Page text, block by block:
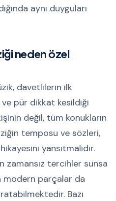
aynı duyguları
neden özel
davetlilerin ilk
ve pür dikkat kesildiği
değil, tüm konukların
temposu ve sözleri,
yansıtmalıdır.
zamansız tercihler sunsa
modern parçalar da
Bazı